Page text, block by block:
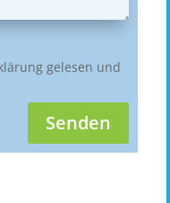
gelesen und
Senden